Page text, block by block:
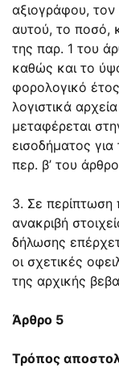
αξιογράφου, τον
αυτού, το ποσό,
της παρ. 1 του
καθώς και το
φορολογικό
λογιστικά
μεταφέρεται
εισοδήματος για
περ. β’ του
3. Σε περίπτωση
ανακριβή
δήλωσης
οι σχετικές
της αρχικής
Άρθρο 5
Τρόπος